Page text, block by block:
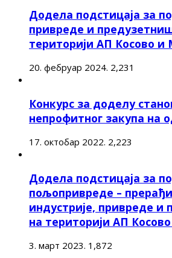
Додела подстицаја за
привреде и
територији АП Косово и
20. фебруар 2024. 2,231
Конкурс за доделу
непрофитног закупа на
17. октобар 2022. 2,223
Додела подстицаја за
пољопривреде –
индустрије, привреде и
на територији АП
3. март 2023. 1,872